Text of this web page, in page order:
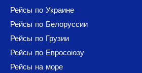
Рейсы по Украине
Рейсы по Белоруссии
Рейсы по Грузии
Рейсы по Евросоюзу
Рейсы на море